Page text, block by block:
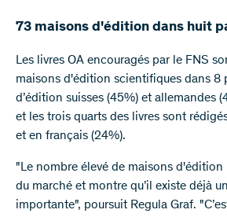
73 maisons d'édition dans huit
Les livres OA encouragés par le FNS
maisons d'édition scientifiques dans 8
d’édition suisses (45%) et allemandes
et les trois quarts des livres sont
et en français (24%).
"Le nombre élevé de maisons
du marché et montre qu’il existe déjà
importante", poursuit Regula Graf.